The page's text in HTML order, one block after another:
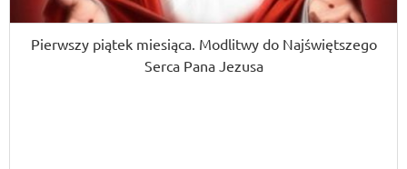
Pierwszy piątek miesiąca. Modlitwy do Najświętszego
Serca Pana Jezusa